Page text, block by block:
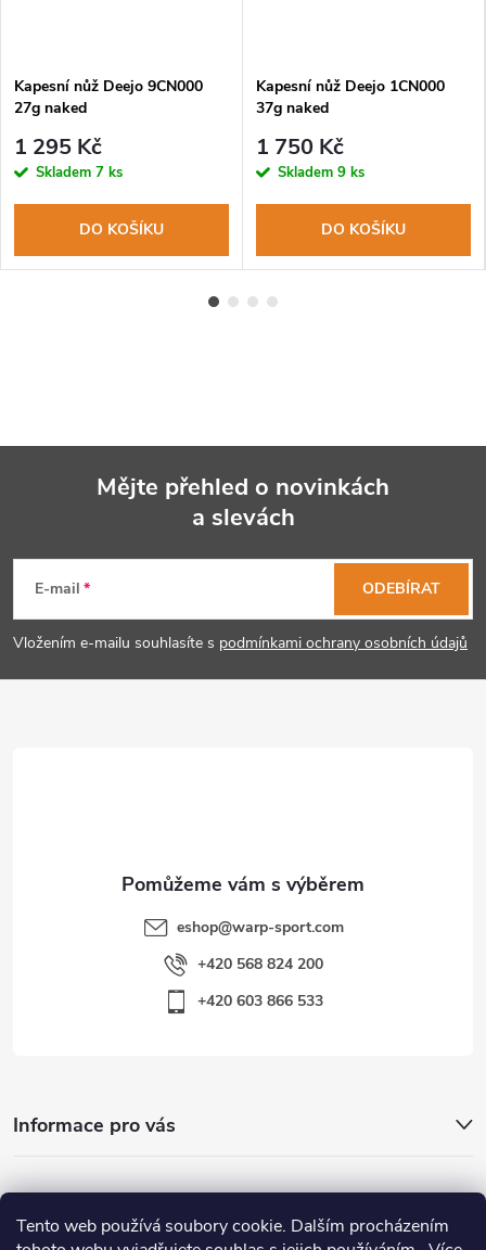
Tento web používá soubory cookie. Dalším procházením
Kapesní nůž Deejo 9CN000
27g naked
1 295 Kč
Skladem 7 ks
DO KOŠÍKU
Kapesní nůž Deejo 1CN000
37g naked
1 750 Kč
Skladem 9 ks
DO KOŠÍKU
p
a
Mějte přehled o novinkách
a slevách
E-mail
Vložením e-mailu souhlasíte s podmínkami ochrany osobních údajů
ODEBÍRAT
eshop@warp-sport.com
+420 568 824 200
+420 603 866 533
Informace pro vás
Nejhledanější